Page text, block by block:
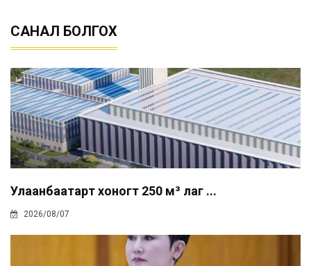
САНАЛ БОЛГОХ
Улаанбаатарт хоногт 250 м³ лаг ...
2026/08/07